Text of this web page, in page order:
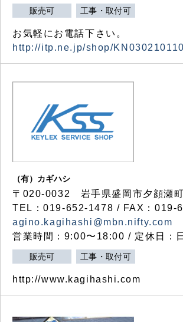
販売可 工事・取付可
お気軽にお電話下さい。
http://itp.ne.jp/shop/
（有）カギハシ
〒020-0032 岩手県盛岡市夕顔瀬
TEL：019-652-1478 / FAX：019-
agino.kagihashi@mbn.nifty.com
営業時間：9:00〜18:00 / 定休日：
販売可 工事・取付可
http://www.kagihashi.com